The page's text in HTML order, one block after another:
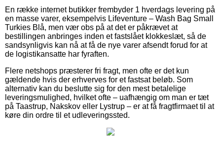
En række internet butikker frembyder 1 hverdags levering på
en masse varer, eksempelvis Lifeventure – Wash Bag Small
Turkies Blå, men vær obs på at det er påkrævet at
bestillingen anbringes inden et fastslået klokkeslæt, så de
sandsynligvis kan nå at få de nye varer afsendt forud for at
de logistikansatte har fyraften.
Flere netshops præsterer fri fragt, men ofte er det kun
gældende hvis der erhverves for et fastsat beløb. Som
alternativ kan du beslutte sig for den mest betalelige
leveringsmulighed, hvilket ofte – uafhængig om man er tæt
på Taastrup, Nakskov eller Lystrup – er at få fragtfirmaet til at
køre din ordre til et udleveringssted.